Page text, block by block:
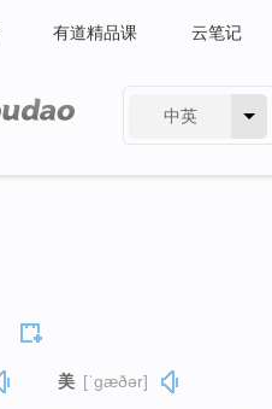
有道精品课 云笔记
中英
美 [ˈɡæðər]